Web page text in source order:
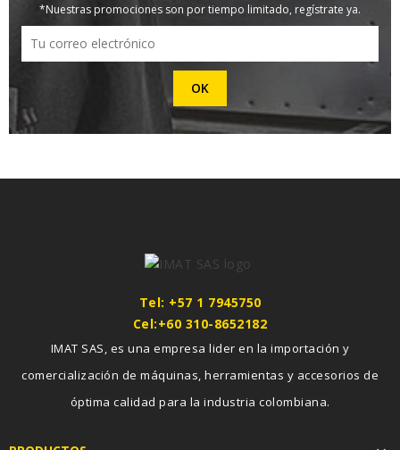
*Nuestras promociones son por tiempo limitado, regístrate ya.
Tel: +57 1 7945750
Cel:+60 310-8652182
IMAT SAS, es una empresa lider en la importación y
comercialización de máquinas, herramientas y accesorios de
óptima calidad para la industria colombiana.